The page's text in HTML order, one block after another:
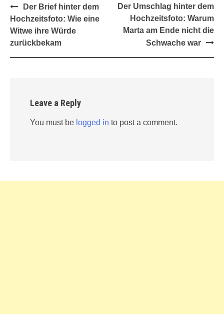
Post
navigation
Der Brief hinter dem
Hochzeitsfoto: Wie eine
Witwe ihre Würde
zurückbekam
Der Umschlag hinter dem
Hochzeitsfoto: Warum
Marta am Ende nicht die
Schwache war
Leave a Reply
You must be logged in to post a comment.